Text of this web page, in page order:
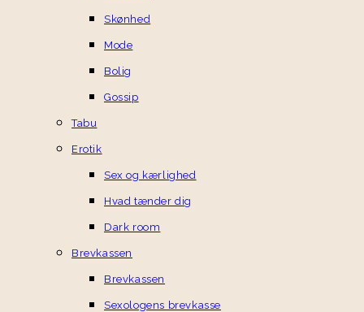
Skønhed
Mode
Bolig
Gossip
Tabu
Erotik
Sex og kærlighed
Hvad tænder dig
Dark room
Brevkassen
Brevkassen
Sexologens brevkasse